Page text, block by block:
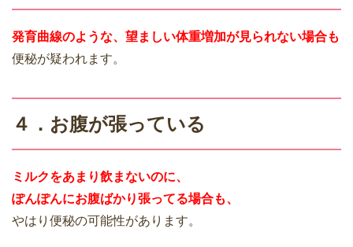
発育曲線のような、望ましい体重増加が見られない場合も
便秘が疑われます。
４．お腹が張っている
ミルクをあまり飲まないのに、
ぽんぽんにお腹ばかり張ってる場合も、
やはり便秘の可能性があります。